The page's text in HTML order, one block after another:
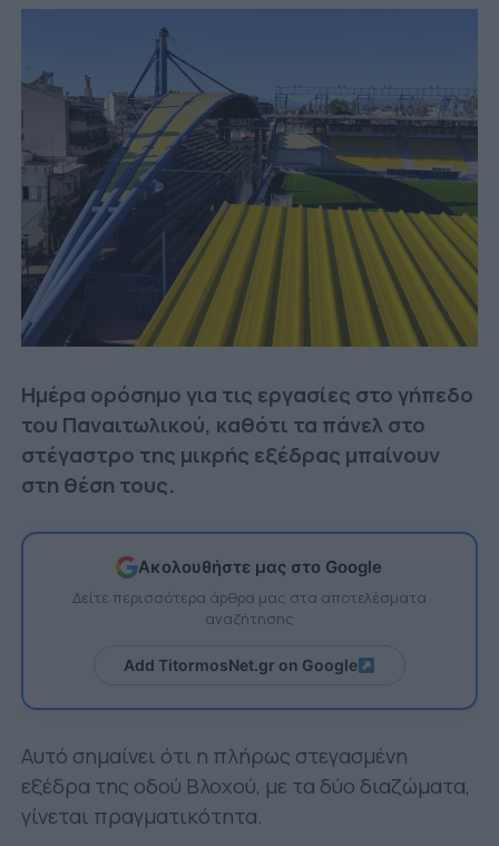
Ημέρα ορόσημο για τις εργασίες στο γήπεδο
του Παναιτωλικού, καθότι τα πάνελ στο
στέγαστρο της μικρής εξέδρας μπαίνουν
στη θέση τους.
Ακολουθήστε μας στο Google
Δείτε περισσότερα άρθρα μας στα αποτελέσματα
αναζήτησης
Add TitormosNet.gr on Google
Αυτό σημαίνει ότι η πλήρως στεγασμένη
εξέδρα της οδού Βλοχού, με τα δύο διαζώματα,
γίνεται πραγματικότητα.